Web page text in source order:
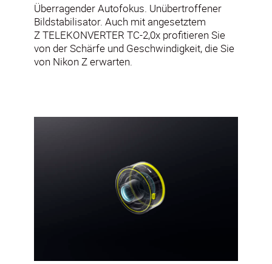
Überragender Autofokus. Unübertroffener
Bildstabilisator. Auch mit angesetztem
Z TELEKONVERTER TC-2,0x profitieren Sie
von der Schärfe und Geschwindigkeit, die Sie
von Nikon Z erwarten.